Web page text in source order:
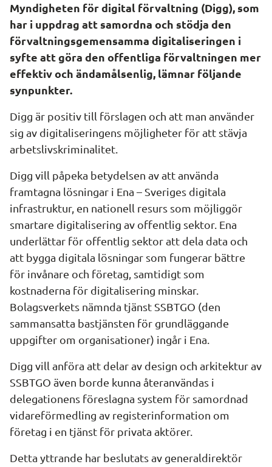
Myndigheten för digital förvaltning (Digg), som
har i uppdrag att samordna och stödja den
förvaltningsgemensamma digitaliseringen i
syfte att göra den offentliga förvaltningen mer
effektiv och ändamålsenlig, lämnar följande
synpunkter.
Digg är positiv till förslagen och att man använder
sig av digitaliseringens möjligheter för att stävja
arbetslivskriminalitet.
Digg vill påpeka betydelsen av att använda
framtagna lösningar i Ena – Sveriges digitala
infrastruktur, en nationell resurs som möjliggör
smartare digitalisering av offentlig sektor. Ena
underlättar för offentlig sektor att dela data och
att bygga digitala lösningar som fungerar bättre
för invånare och företag, samtidigt som
kostnaderna för digitalisering minskar.
Bolagsverkets nämnda tjänst SSBTGO (den
sammansatta bastjänsten för grundläggande
uppgifter om organisationer) ingår i Ena.
Digg vill anföra att delar av design och arkitektur av
SSBTGO även borde kunna återanvändas i
delegationens föreslagna system för samordnad
vidareförmedling av registerinformation om
företag i en tjänst för privata aktörer.
Detta yttrande har beslutats av generaldirektör